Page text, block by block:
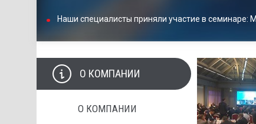
Наши специалисты приняли участие в семинаре:
О КОМПАНИИ
О КОМПАНИИ